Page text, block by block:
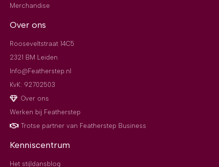
Merchandise
Over ons
Rooseveltstraat 14C5
2321 BM Leiden
Info@Featherstep.nl
KvK: 92702503
Over ons
Werken bij Featherstep
Trotse partner van Featherstep Business
Kenniscentrum
Het stijldansblog